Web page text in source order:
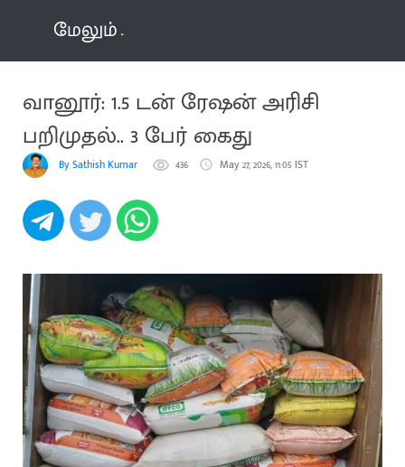
மேலும்
வானூர்: 1.5 டன் ரேஷன் அரிசி
பறிமுதல்.. 3 பேர் கைது
By Sathish Kumar Villupuram
436 May 27, 2026, 11:05 IST